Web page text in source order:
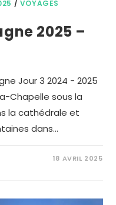
/ VOYAGES
2025 –
Jour 3 2024 - 2025
Chapelle sous la
la cathédrale et
dans…
18 AVRIL 2025